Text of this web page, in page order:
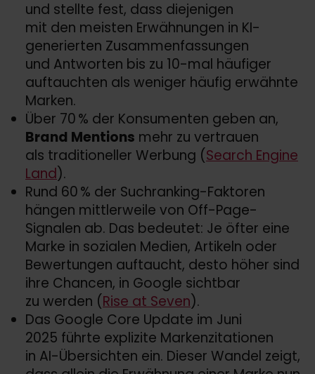
und stellte fest, dass diejenigen
mit den meisten Erwähnungen in KI-
generierten Zusammenfassungen
und Antworten bis zu 10-mal häufiger
auftauchten als weniger häufig erwähnte
Marken.
Über 70 % der Konsumenten geben an,
Brand Mentions mehr zu vertrauen
als traditioneller Werbung (Search Engine
Land).
Rund 60 % der Suchranking-Faktoren
hängen mittlerweile von Off-Page-
Signalen ab. Das bedeutet: Je öfter eine
Marke in sozialen Medien, Artikeln oder
Bewertungen auftaucht, desto höher sind
ihre Chancen, in Google sichtbar
zu werden (Rise at Seven).
Das Google Core Update im Juni
2025 führte explizite Markenzitationen
in AI-Übersichten ein. Dieser Wandel zeigt,